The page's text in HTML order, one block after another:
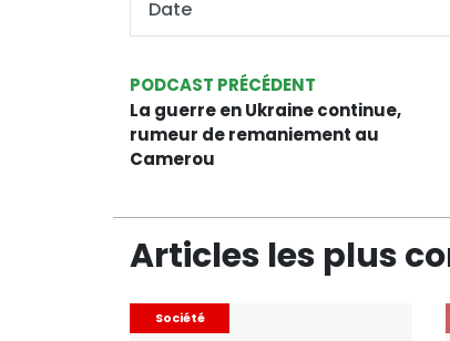
PODCAST PRÉCÉDENT
La guerre en Ukraine continue,
rumeur de remaniement au
Camerou
Articles les plus
Société